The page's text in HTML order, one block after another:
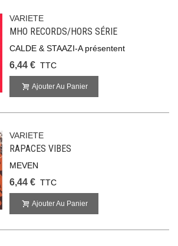
VARIETE
MHO RECORDS/HORS SÉRIE
CALDE & STAAZI-A présentent
6,44 € TTC
Ajouter Au Panier
VARIETE
RAPACES VIBES
MEVEN
6,44 € TTC
Ajouter Au Panier